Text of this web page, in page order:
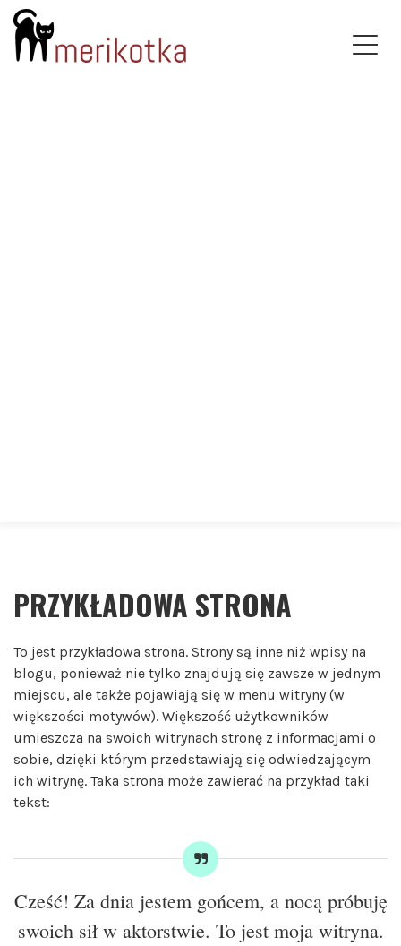
PRZYKŁADOWA STRONA
To jest przykładowa strona. Strony są inne niż wpisy na
blogu, ponieważ nie tylko znajdują się zawsze w jednym
miejscu, ale także pojawiają się w menu witryny (w
większości motywów). Większość użytkowników
umieszcza na swoich witrynach stronę z informacjami o
sobie, dzięki którym przedstawiają się odwiedzającym
ich witrynę. Taka strona może zawierać na przykład taki
tekst:
Cześć! Za dnia jestem gońcem, a nocą próbuję
swoich sił w aktorstwie. To jest moja witryna.